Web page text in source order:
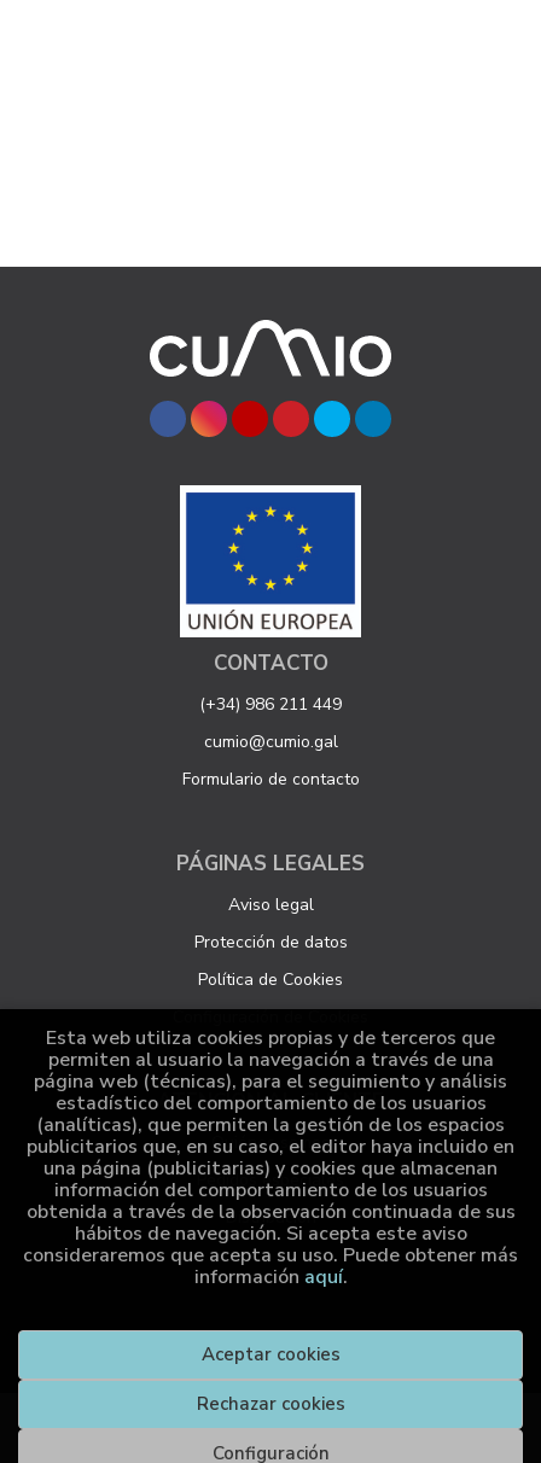
Compra
CONTACTO
(+34) 986 211 449
cumio@cumio.gal
Formulario de contacto
PÁGINAS LEGALES
Aviso legal
Protección de datos
Política de Cookies
ATENCIÓN AL CLIENTE
Quiénes somos
Pedidos especiales
Distribución
Cumio Editora
. Todos los Derechos Reservados |
Grupo Trevenque
Esta web utiliza cookies propias y de terceros que
permiten al usuario la navegación a través de una
página web (técnicas), para el seguimiento y análisis
estadístico del comportamiento de los usuarios
(analíticas), que permiten la gestión de los espacios
publicitarios que, en su caso, el editor haya incluido en
una página (publicitarias) y cookies que almacenan
información del comportamiento de los usuarios
obtenida a través de la observación continuada de sus
hábitos de navegación. Si acepta este aviso
consideraremos que acepta su uso. Puede obtener más
información aquí.
Configuración
Rechazar cookies
Aceptar cookies